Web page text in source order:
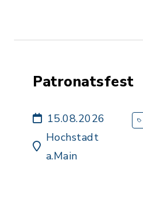
Patronatsfest
15.08.2026
Hochstadt
a.Main